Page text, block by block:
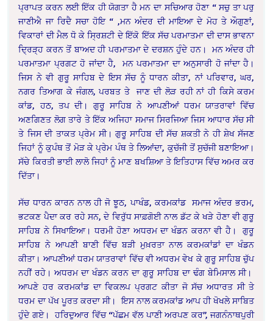
ਪ੍ਰਾਪਤ ਕਰਨ ਲਈ ਇੱਕ ਹੀ ਯੋਗਤਾ ਹੈ ਮਨ ਦਾ ਸਚਿਆਰ ਹੋਣਾ “ ਸਚੁ ਤਾ ਪਰੁ
ਜਾਣੀਐ ਜਾ ਰਿਦੈ ਸਚਾ ਹੋਇ “ ,ਮਨ ਅੰਦਰ ਦੀ ਮਾਇਆ ਦੇ ਮੋਹ ਤੇ ਔਗੁਣਾਂ,
ਵਿਕਾਰਾਂ ਦੀ ਮੈਲ ਧੋ ਕੇ ਸ੍ਰਿਸ਼ਟੀ ਦੇ ਇੱਕੋ ਇੱਕ ਸੱਚ ਪਰਮਾਤਮਾ ਦੀ ਦਾਸ ਭਾਵਨਾ
ਦ੍ਰਿੜ੍ਹ ਕਰਨ ਤੋਂ ਬਾਅਦ ਹੀ ਪਰਮਾਤਮਾ ਦੇ ਦਰਸ਼ਨ ਹੁੰਦੇ ਹਨ। ਮਨ ਅੰਦਰ ਹੀ
ਪਰਮਾਤਮਾ ਪ੍ਰਗਟ ਹੋ ਜਾਂਦਾ ਹੈ, ਮਨ ਪਰਮਾਤਮਾ ਦਾ ਅਨੁਸਾਰੀ ਹੋ ਜਾਂਦਾ ਹੈ।
ਜਿਸ ਨੇ ਵੀ ਗੁਰੂ ਸਾਹਿਬ ਦੇ ਇਸ ਸੱਚ ਨੂੰ ਧਾਰਨ ਕੀਤਾ, ਨਾਂ ਪਰਿਵਾਰ, ਘਰ,
ਨਗਰ ਤਿਆਗ ਕੇ ਜੰਗਲ, ਪਰਬਤ ਤੇ ਜਾਣ ਦੀ ਲੋੜ ਰਹੀ ਨਾਂ ਹੀ ਕਿਸੇ ਕਰਮ
ਕਾਂਡ, ਹਠ, ਤਪ ਦੀ। ਗੁਰੂ ਸਾਹਿਬ ਨੇ ਆਪਣੀਆਂ ਧਰਮ ਯਾਤਰਾਵਾਂ ਵਿੱਚ
ਅਣਗਿਣਤ ਲੋਗ ਤਾਰੇ ਤੇ ਇੱਕ ਅਜਿਹਾ ਸਮਾਜ ਸਿਰਜਿਆ ਜਿਸ ਆਧਾਰ ਸੱਚ ਸੀ
ਤੇ ਜਿਸ ਦੀ ਤਾਕਤ ਪ੍ਰੇਮ ਸੀ। ਗੁਰੂ ਸਾਹਿਬ ਦੀ ਸੱਚ ਸ਼ਕਤੀ ਨੇ ਹੀ ਸ਼ੇਖ ਸੱਜਣ
ਜਿਹਾਂ ਨੂੰ ਕੁਪੰਥ ਤੋਂ ਮੋੜ ਕੇ ਪ੍ਰੇਮ ਪੰਥ ਤੇ ਲਿਆਂਦਾ, ਕੁਚੱਜੀ ਤੋਂ ਸੁਚੱਜੀ ਬਣਾਇਆ।
ਸੱਚੇ ਕਿਰਤੀ ਭਾਈ ਲਾਲੋ ਜਿਹਾਂ ਨੂੰ ਮਾਣ ਬਖਸ਼ਿਆ ਤੇ ਇਤਿਹਾਸ ਵਿੱਚ ਅਮਰ ਕਰ
ਦਿੱਤਾ।
ਸੱਚ ਧਾਰਨ ਕਾਰਨ ਨਾਲ ਹੀ ਜੋ ਝੂਠ, ਪਾਖੰਡ, ਕਰਮਕਾਂਡ ਸਮਾਜ ਅੰਦਰ ਭਰਮ,
ਭਟਕਣ ਪੈਦਾ ਕਰ ਰਹੇ ਸਨ, ਦੇ ਵਿਰੁੱਧ ਸਾਫ਼ਗੋਈ ਨਾਲ ਡੱਟ ਕੇ ਖੜੇ ਹੋਣਾ ਵੀ ਗੁਰੂ
ਸਾਹਿਬ ਨੇ ਸਿਖਾਇਆ। ਧਰਮੀ ਹੋਣਾ ਅਧਰਮ ਦਾ ਖੰਡਨ ਕਰਨਾ ਵੀ ਹੈ। ਗੁਰੂ
ਸਾਹਿਬ ਨੇ ਆਪਣੀ ਬਾਣੀ ਵਿੱਚ ਬੜੀ ਮੁਖ਼ਰਤਾ ਨਾਲ ਕਰਮਕਾਂਡਾਂ ਦਾ ਖੰਡਨ
ਕੀਤਾ। ਆਪਣੀਆਂ ਧਰਮ ਯਾਤਰਾਵਾਂ ਵਿੱਚ ਵੀ ਅਧਰਮ ਵੇਖ ਕੇ ਗੁਰੂ ਸਾਹਿਬ ਚੁੱਪ
ਨਹੀਂ ਰਹੇ। ਅਧਰਮ ਦਾ ਖੰਡਨ ਕਰਨ ਦਾ ਗੁਰੂ ਸਾਹਿਬ ਦਾ ਢੰਗ ਬੇਮਿਸਾਲ ਸੀ।
ਆਪਣੇ ਹਰ ਕਰਮਕਾਂਡ ਦਾ ਵਿਕਲਪ ਪ੍ਰਗਟ ਕੀਤਾ ਜੋ ਸੱਚ ਅਧਾਰਤ ਸੀ ਤੇ
ਧਰਮ ਦਾ ਪੱਖ ਪੂਰਤ ਕਰਦਾ ਸੀ। ਇਸ ਨਾਲ ਕਰਮਕਾਂਡ ਆਪ ਹੀ ਖੋਖਲੇ ਸਾਬਿਤ
ਹੁੰਦੇ ਗਏ। ਹਰਿਦੁਆਰ ਵਿੱਚ “ਪੱਛਮ ਵੱਲ ਪਾਣੀ ਅਰਪਣ ਕਰ”, ਜਗਨੰਨਾਥਪੁਰੀ